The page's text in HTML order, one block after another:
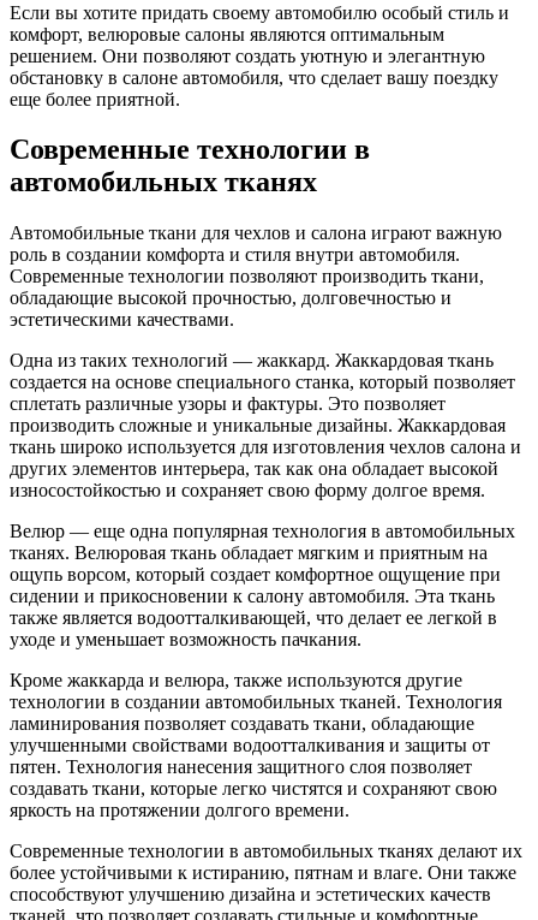
Если вы хотите придать своему автомобилю особый стиль и
комфорт, велюровые салоны являются оптимальным
решением. Они позволяют создать уютную и элегантную
обстановку в салоне автомобиля, что сделает вашу поездку
еще более приятной.
Современные технологии в
автомобильных тканях
Автомобильные ткани для чехлов и салона играют важную
роль в создании комфорта и стиля внутри автомобиля.
Современные технологии позволяют производить ткани,
обладающие высокой прочностью, долговечностью и
эстетическими качествами.
Одна из таких технологий — жаккард. Жаккардовая ткань
создается на основе специального станка, который позволяет
сплетать различные узоры и фактуры. Это позволяет
производить сложные и уникальные дизайны. Жаккардовая
ткань широко используется для изготовления чехлов салона и
других элементов интерьера, так как она обладает высокой
износостойкостью и сохраняет свою форму долгое время.
Велюр — еще одна популярная технология в автомобильных
тканях. Велюровая ткань обладает мягким и приятным на
ощупь ворсом, который создает комфортное ощущение при
сидении и прикосновении к салону автомобиля. Эта ткань
также является водоотталкивающей, что делает ее легкой в
уходе и уменьшает возможность пачкания.
Кроме жаккарда и велюра, также используются другие
технологии в создании автомобильных тканей. Технология
ламинирования позволяет создавать ткани, обладающие
улучшенными свойствами водоотталкивания и защиты от
пятен. Технология нанесения защитного слоя позволяет
создавать ткани, которые легко чистятся и сохраняют свою
яркость на протяжении долгого времени.
Современные технологии в автомобильных тканях делают их
более устойчивыми к истиранию, пятнам и влаге. Они также
способствуют улучшению дизайна и эстетических качеств